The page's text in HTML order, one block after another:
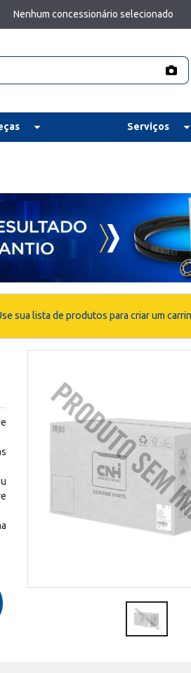
Nenhum concessionário selecionado
Serviços
sua lista de produtos para criar um